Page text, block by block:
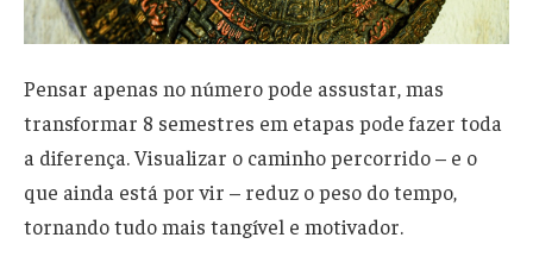
Pensar apenas no número pode assustar, mas
transformar 8 semestres em etapas pode fazer toda
a diferença. Visualizar o caminho percorrido – e o
que ainda está por vir – reduz o peso do tempo,
tornando tudo mais tangível e motivador.